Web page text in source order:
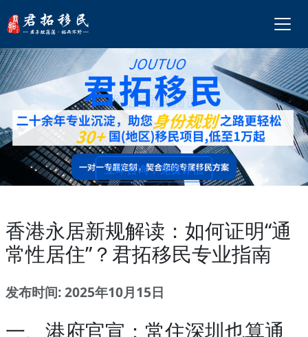
立即咨询，免费评估
香港永居新规解读：如何证明“通
常性居住”？君拓移民专业指南
发布时间: 2025年10月15日
一、港府官宣：常住深圳也算通